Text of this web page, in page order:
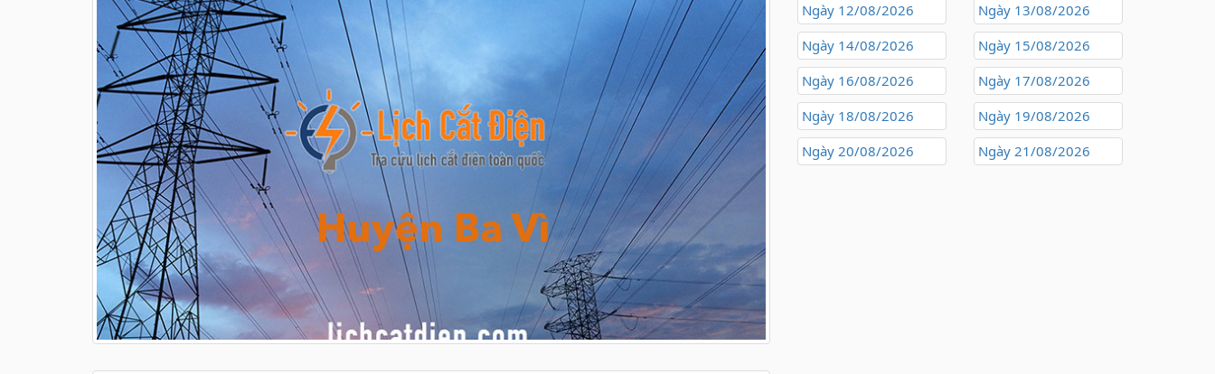
Ngày 12/08/2026
Ngày 13/08/2026
Ngày 14/08/2026
Ngày 15/08/2026
Ngày 16/08/2026
Ngày 17/08/2026
Ngày 18/08/2026
Ngày 19/08/2026
Ngày 20/08/2026
Ngày 21/08/2026